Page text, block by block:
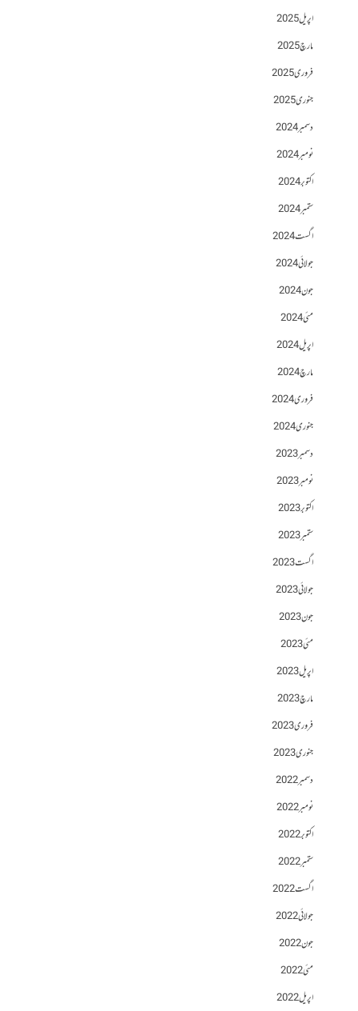
اپریل 2025
مارچ 2025
فروری 2025
جنوری 2025
دسمبر 2024
نومبر 2024
اکتوبر 2024
ستمبر 2024
اگست 2024
جولائی 2024
جون 2024
مئی 2024
اپریل 2024
مارچ 2024
فروری 2024
جنوری 2024
دسمبر 2023
نومبر 2023
اکتوبر 2023
ستمبر 2023
اگست 2023
جولائی 2023
جون 2023
مئی 2023
اپریل 2023
مارچ 2023
فروری 2023
جنوری 2023
دسمبر 2022
نومبر 2022
اکتوبر 2022
ستمبر 2022
اگست 2022
جولائی 2022
جون 2022
مئی 2022
اپریل 2022